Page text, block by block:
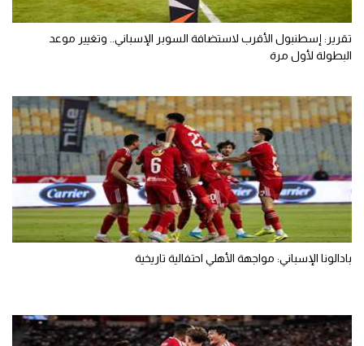
تقرير: إسطنبول الأقرب لاستضافة السوبر الإسباني.. وتغيير موعد
البطولة لأول مرة
بادالونا الإسباني: مواجهة الأهلي احتفالية تاريخية